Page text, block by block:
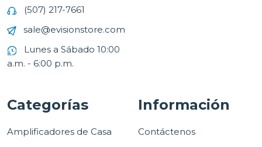
(507) 217-7661
sale@evisionstore.com
Lunes a Sábado 10:00
a.m. - 6:00 p.m.
Categorías
Amplificadores de Casa
Información
Contáctenos